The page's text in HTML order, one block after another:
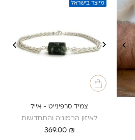
מיוצר בישראל
צמיד סרפינייט - אייל
לאיזון הרמוניה והתחדשות
369.00 ₪